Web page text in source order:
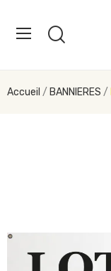
Accueil BANNIERES